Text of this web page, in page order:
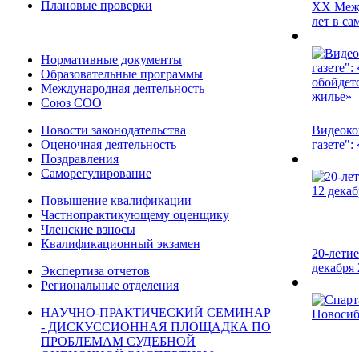
Плановые проверки
Нормативные документы
Образовательные программы
Международная деятельность
Союз СОО
Новости законодательства
Оценочная деятельность
Поздравления
Саморегулирование
Повышение квалификации
Частнопрактикующему оценщику
Членские взносы
Квалификационный экзамен
Экспертиза отчетов
Региональные отделения
НАУЧНО-ПРАКТИЧЕСКИЙ СЕМИНАР
- ДИСКУССИОННАЯ ПЛОЩАДКА ПО
ПРОБЛЕМАМ СУДЕБНОЙ
ХХ
лет в
20-
декабря